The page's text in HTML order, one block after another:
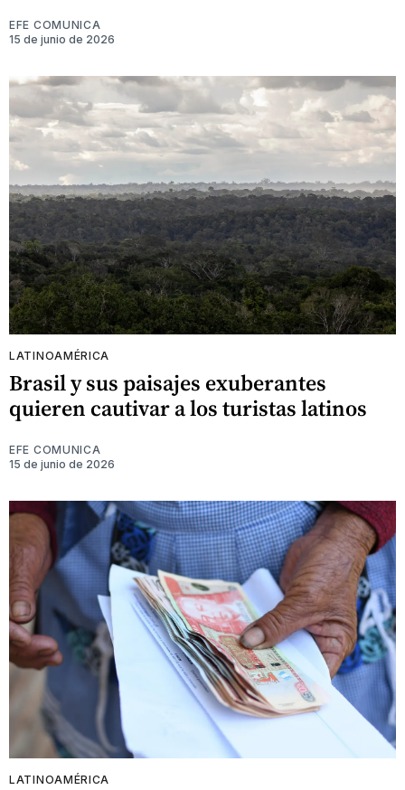
EFE COMUNICA
15 de junio de 2026
LATINOAMÉRICA
Brasil y sus paisajes exuberantes
quieren cautivar a los turistas latinos
EFE COMUNICA
15 de junio de 2026
LATINOAMÉRICA